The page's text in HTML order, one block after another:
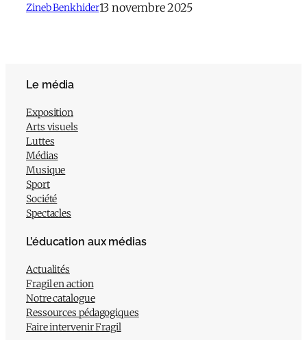
Zineb Benkhider13 novembre 2025
Le média
Exposition
Arts visuels
Luttes
Médias
Musique
Sport
Société
Spectacles
L’éducation aux médias
Actualités
Fragil en action
Notre catalogue
Ressources pédagogiques
Faire intervenir Fragil